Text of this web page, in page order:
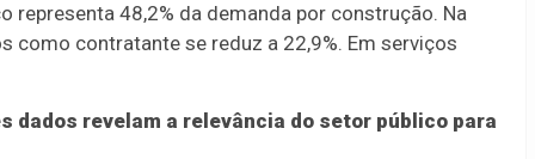
48,2% da demanda por construção. Na
contratante se reduz a 22,9%. Em serviços
dados revelam a relevância do setor público para